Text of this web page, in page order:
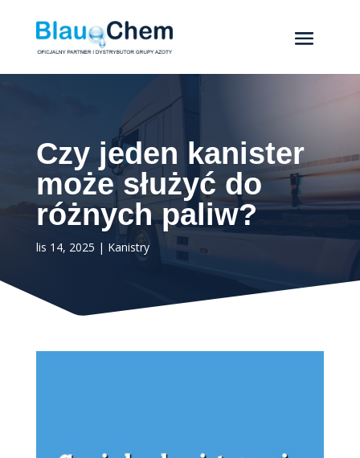
Czy jeden kanister
może służyć do
różnych paliw?
lis 14, 2025 | Kanistry